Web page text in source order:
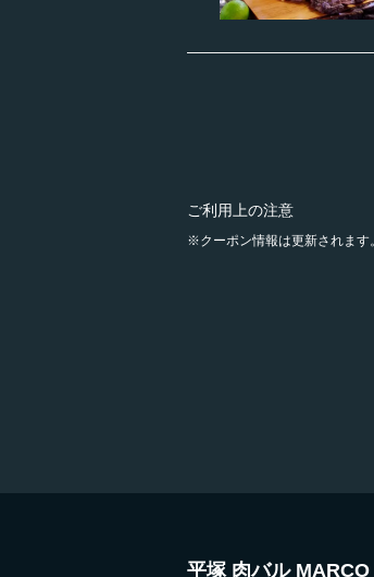
ご利用上の注意
クーポン情報は更新されま
平塚 肉バル